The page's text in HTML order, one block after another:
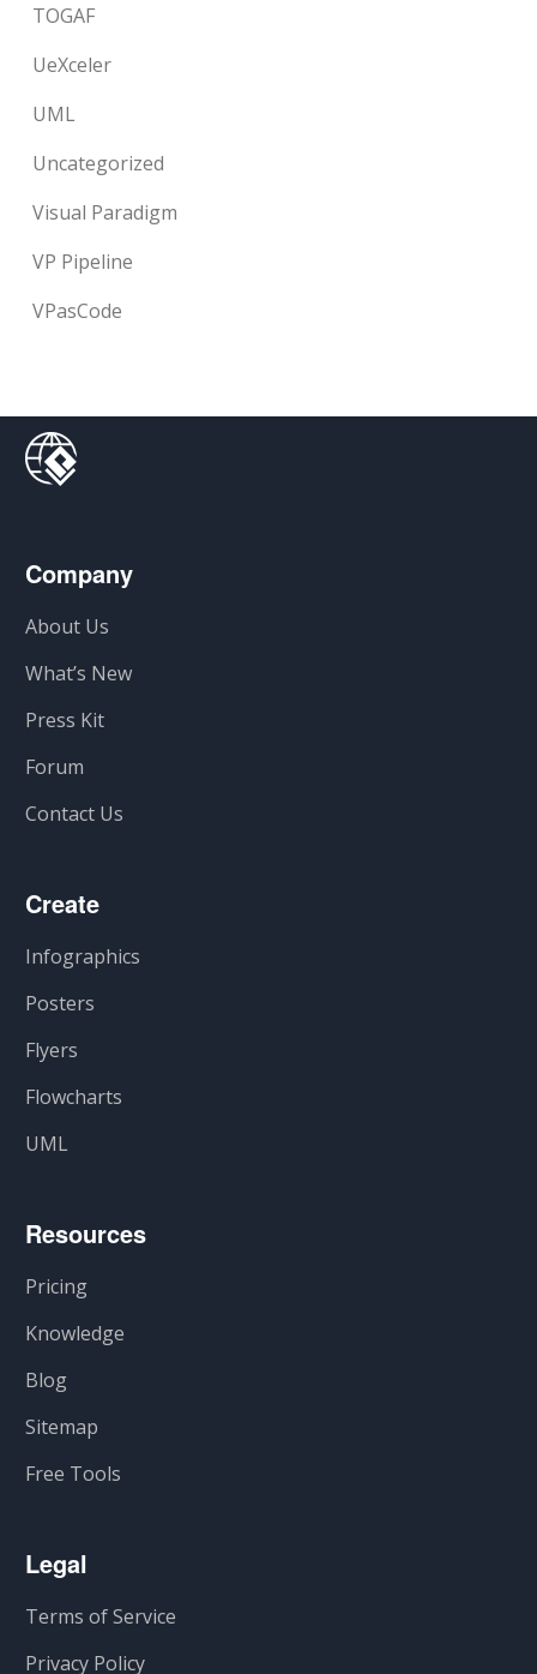
TOGAF
UeXceler
UML
Uncategorized
Visual Paradigm
VP Pipeline
VPasCode
Company
About Us
What’s New
Press Kit
Forum
Contact Us
Create
Infographics
Posters
Flyers
Flowcharts
UML
Resources
Pricing
Knowledge
Blog
Sitemap
Free Tools
Legal
Terms of Service
Privacy Policy